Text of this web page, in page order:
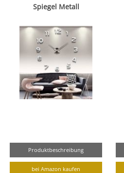
Spiegel Metall
Produktbeschreibung
bei Amazon kaufen